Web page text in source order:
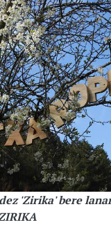
'Zirika' bere